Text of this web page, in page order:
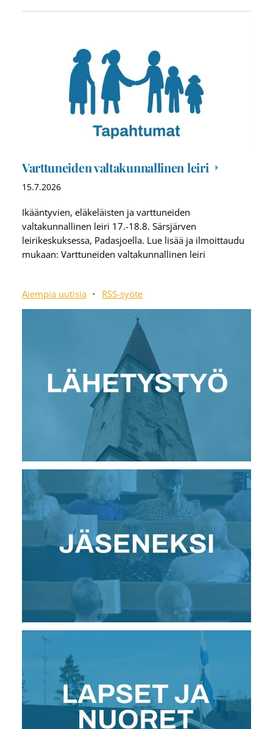
Varttuneiden valtakunnallinen leiri
15.7.2026
Ikääntyvien, eläkeläisten ja varttuneiden
valtakunnallinen leiri 17.-18.8. Särsjärven
leirikeskuksessa, Padasjoella. Lue lisää ja ilmoittaudu
mukaan: Varttuneiden valtakunnallinen leiri
Aiempia uutisia • RSS-syöte